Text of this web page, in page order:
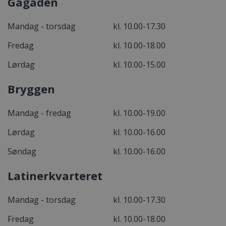
Mandag - torsdag
kl. 10.00-17.30
Fredag
kl. 10.00-18.00
Lørdag
kl. 10.00-15.00
Bryggen
Mandag - fredag
kl. 10.00-19.00
Lørdag
kl. 10.00-16.00
Søndag
kl. 10.00-16.00
Latinerkvarteret
Mandag - torsdag
kl. 10.00-17.30
Fredag
kl. 10.00-18.00